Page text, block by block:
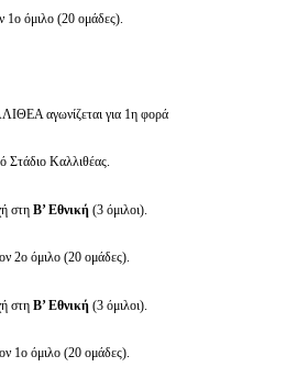
1ο όμιλο (20 ομάδες).
αγωνίζεται για 1η φορά
Στάδιο Καλλιθέας.
στη Β’ Εθνική (3 όμιλοι).
2ο όμιλο (20 ομάδες).
στη Β’ Εθνική (3 όμιλοι).
1ο όμιλο (20 ομάδες).